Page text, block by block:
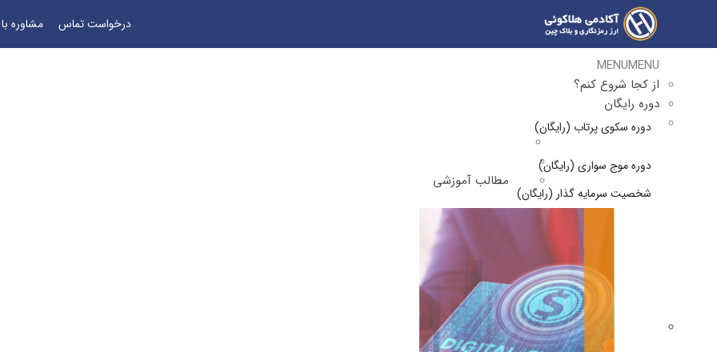
درخواست تماس مشاوره
MENUMENU
از کجا شروع کنم؟
دوره رایگان
دوره سکوی پرتاب (رایگان)
دوره موج سواری (رایگان)
شخصیت سرمایه گذار (رایگان)
مطالب آموزشی